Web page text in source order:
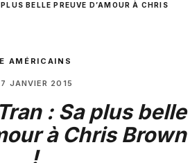
BELLE PREUVE D’AMOUR À CHRIS
AMÉRICAINS
JANVIER 2015
: Sa plus belle
à Chris Brown
!